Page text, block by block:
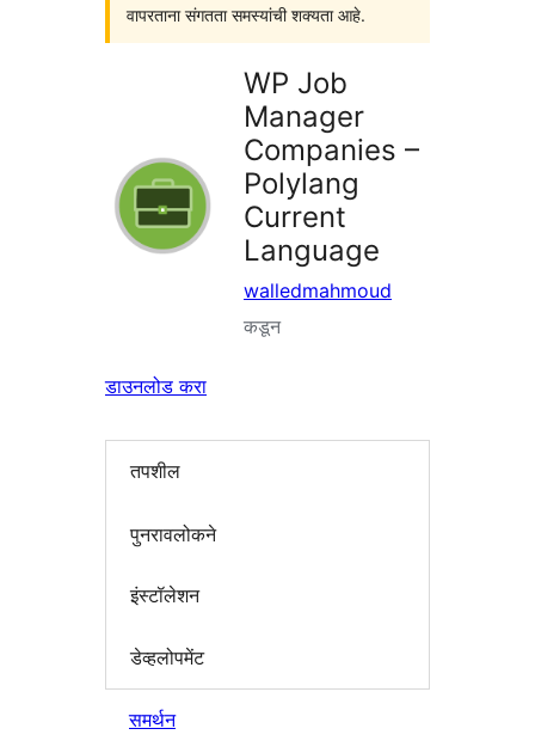
वापरताना संगतता समस्यांची शक्यता आहे.
WP Job
Manager
Companies –
Polylang
Current
Language
walledmahmoud
कडून
डाउनलोड करा
तपशील
पुनरावलोकने
इंस्टॉलेशन
डेव्हलोपमेंट
समर्थन